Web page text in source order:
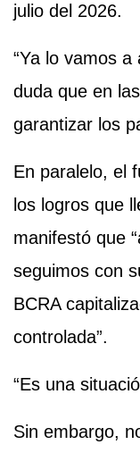
julio del 2026.
“Ya lo vamos
duda que en
garantizar los
En paralelo, el
los logros que
manifestó que
seguimos con
BCRA
controlada”.
“Es una
Sin embargo,